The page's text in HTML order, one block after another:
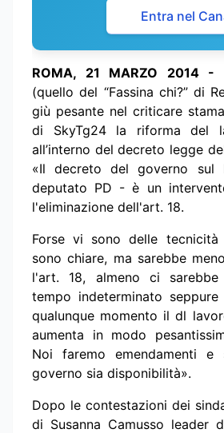
Entra nel
ROMA, 21 MARZO 2014 -
(quello del “Fassina chi?” di
giù pesante nel criticare
di SkyTg24 la riforma del
all’interno del decreto legge
«Il decreto del governo
deputato PD - è un
l'eliminazione dell'art. 18.
Forse vi sono delle
sono chiare, ma sarebbe
l'art. 18, almeno ci
tempo indeterminato
qualunque momento il dl
aumenta in modo
Noi faremo emendamenti e
governo sia disponibilità».
Dopo le contestazioni dei
di Susanna Camusso leader